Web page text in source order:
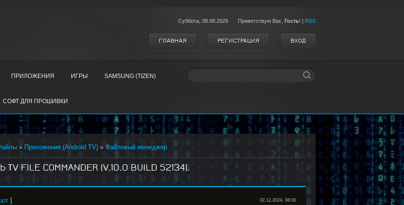
Суббота, 08.08.2026 Приветствую Вас Гость! | RSS
ГЛАВНАЯ РЕГИСТРАЦИЯ ВХОД
ПРИЛОЖЕНИЯ ИГРЫ SAMSUNG (TIZEN)
СОФТ ДЛЯ ПРОШИВКИ
» Приложения (Android TV) »Файловый менеджер
TV FILE COMMANDER (V.10.0 BUILD 52134).
] 02.12.2024, 08:00